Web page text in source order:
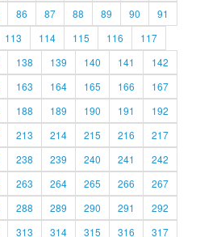
86 87 88 89 90
91
113 114 115 116
117
138 139 140 141
142
163 164 165 166
167
188 189 190 191
192
213 214 215 216
217
238 239 240 241
242
263 264 265 266
267
288 289 290 291
292
313 314 315 316 317